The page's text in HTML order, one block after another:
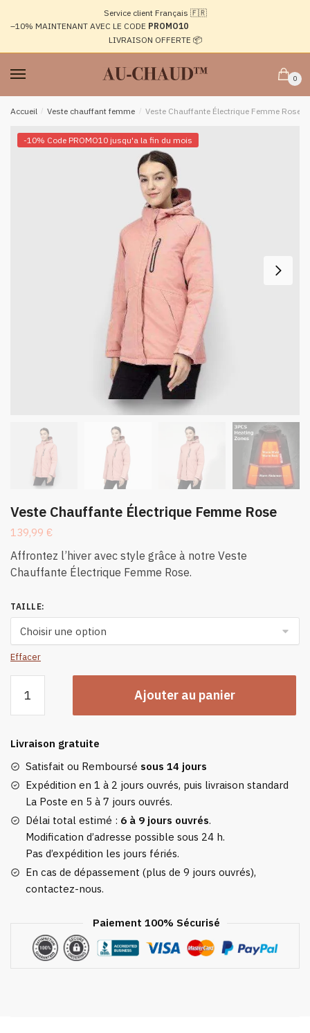
navigation
Service client Français 🇫🇷
–10% MAINTENANT AVEC LE CODE PROMO10
LIVRAISON OFFERTE 📦
0
Accueil / Veste chauffant femme / Veste Chauffante Électrique Femme Rose
-10% Code PROMO10 jusqu'a la fin du mois
Veste Chauffante Électrique Femme Rose
139,99 €
Affrontez l’hiver avec style grâce à notre Veste
Chauffante Électrique Femme Rose.
TAILLE:
Effacer
Veste
Électrique
Femme
Rose
Ajouter au panier
Livraison gratuite
Satisfait ou Remboursé sous 14 jours
Expédition en 1 à 2 jours ouvrés, puis livraison standard
La Poste en 5 à 7 jours ouvrés.
Délai total estimé : 6 à 9 jours ouvrés.
Modification d’adresse possible sous 24 h.
Pas d’expédition les jours fériés.
En cas de dépassement (plus de 9 jours ouvrés),
contactez-nous.
Paiement 100% Sécurisé